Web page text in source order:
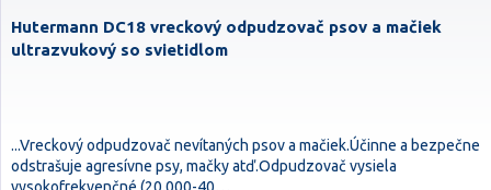
Hutermann DC18 vreckový odpudzovač psov a mačiek
ultrazvukový so svietidlom
...Vreckový odpudzovač nevítaných psov a mačiek.Účinne a bezpečne
odstrašuje agresívne psy, mačky atď.Odpudzovač vysiela
vysokofrekvenčné (20,000-40…